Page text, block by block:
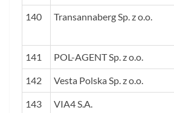
140 Transannaberg Sp. z o.o.
141 POL-AGENT Sp. z o.o.
142 Vesta Polska Sp. z o.o.
143 VIA4 S.A.